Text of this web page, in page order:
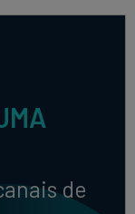
de